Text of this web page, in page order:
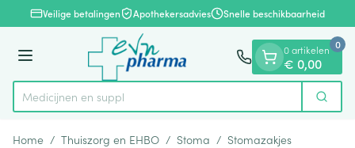
Ga naar de inhoud
1 van 1Veilige betalingen Apothekersadvies Snelle beschikbaarheid
Menu
Product, merk, categorie...
Medi Zoek
0 artikelen
€ 0,00
0
Home / Thuiszorg en EHBO / Stoma / Stomazakjes